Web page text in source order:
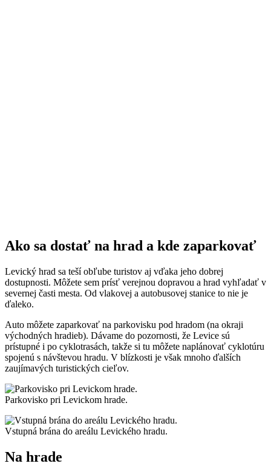
Ako sa dostať na hrad a kde zaparkovať
Levický hrad sa teší obľube turistov aj vďaka jeho dobrej
dostupnosti. Môžete sem prísť verejnou dopravou a hrad vyhľadať v
severnej časti mesta. Od vlakovej a autobusovej stanice to nie je
ďaleko.
Auto môžete zaparkovať na parkovisku pod hradom (na okraji
východných hradieb). Dávame do pozornosti, že Levice sú
prístupné i po cyklotrasách, takže si tu môžete naplánovať cyklotúru
spojenú s návštevou hradu. V blízkosti je však mnoho ďalších
zaujímavých turistických cieľov.
Parkovisko pri Levickom hrade.
Vstupná brána do areálu Levického hradu.
Na hrade